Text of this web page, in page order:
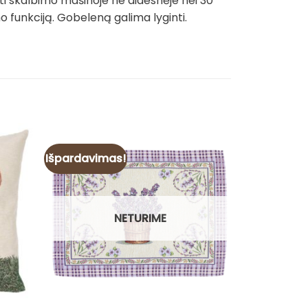
funkciją. Gobeleną galima lyginti.
Išpardavimas!
NETURIME